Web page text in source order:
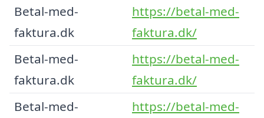
Betal-med-
faktura.dk
https://betal-med-
faktura.dk/
Betal-med-
faktura.dk
https://betal-med-
faktura.dk/
Betal-med-
https://betal-med-